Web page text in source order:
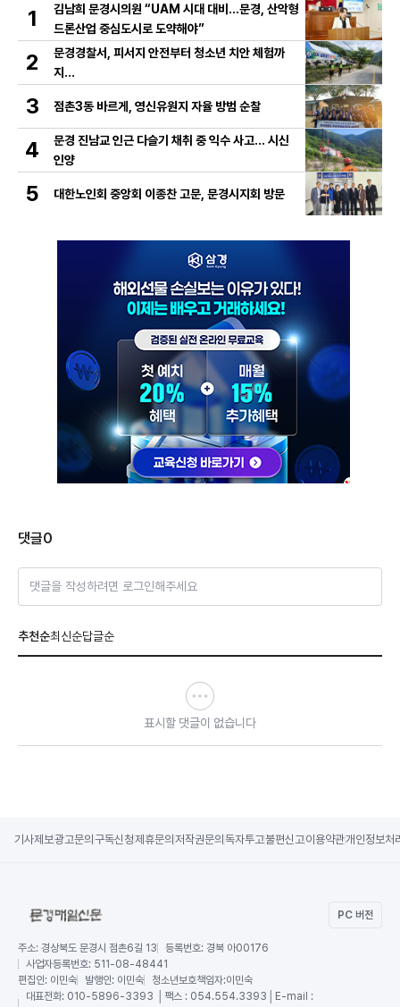
1
김남희 문경시의원 “UAM 시대 대비…문경, 산악형
드론산업 중심도시로 도약해야”
2
문경경찰서, 피서지 안전부터 청소년 치안 체험까
지…
3 점촌3동 바르게, 영신유원지 자율 방범 순찰
4
문경 진남교 인근 다슬기 채취 중 익수 사고… 시신
인양
5 대한노인회 중앙회 이종찬 고문, 문경시지회 방문
댓글0
댓글을 작성하려면 로그인해주세요
추천순최신순답글순
표시할 댓글이 없습니다
기사제보광고문의 구독신청제휴문의 저작권문의 독자투고불편신고이용약관개인정보처
PC 버전
주소: 경상북도 문경시 점촌6길 13 등록번호: 경북 아00176
사업자등록번호: 511-08-48441
편집인: 이민숙 발행인: 이민숙 청소년보호책임자:이민숙
대표전화: 010-5896-3393 │팩스 : 054.554.3393│E-mail :